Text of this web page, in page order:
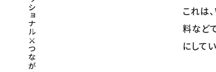
これは
料など
にして